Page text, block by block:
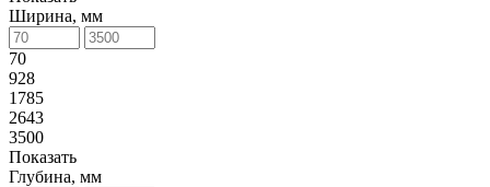
Ширина, мм
70
928
1785
2643
3500
Показать
Глубина, мм